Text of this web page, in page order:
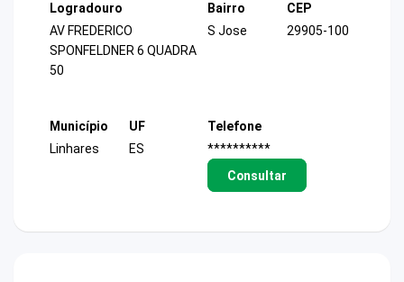
Logradouro
AV FREDERICO
SPONFELDNER 6 QUADRA
50
Bairro
S Jose
CEP
29905-100
Município
Linhares
UF
ES
Telefone
**********
Consultar